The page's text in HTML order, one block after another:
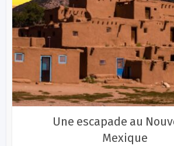
Une escapade au
Mexique